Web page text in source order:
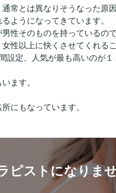
常とは異なりそうなった原
ようになってきています。
性そのものを持っているの
性以上に快くさせてくれるこ
設定、人気が最も高いのが
ます。
にもなっています。
ピストになりま